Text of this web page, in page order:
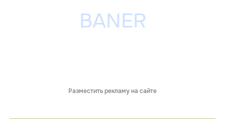
Разместить рекламу на сайте